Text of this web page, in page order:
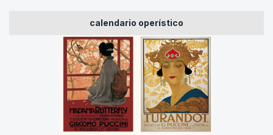
calendario operístico